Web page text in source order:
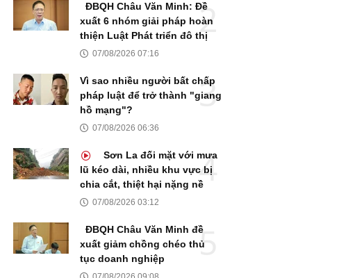
ĐBQH Châu Văn Minh: Đề
xuất 6 nhóm giải pháp hoàn
thiện Luật Phát triển đô thị
07/08/2026 07:16
Vì sao nhiều người bất chấp
pháp luật để trở thành "giang
hồ mạng"?
07/08/2026 06:36
Sơn La đối mặt với mưa
lũ kéo dài, nhiều khu vực bị
chia cắt, thiệt hại nặng nề
07/08/2026 03:12
ĐBQH Châu Văn Minh đề
xuất giảm chồng chéo thủ
tục doanh nghiệp